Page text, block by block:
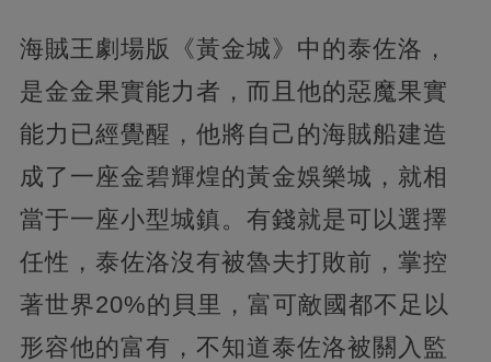
海賊王劇場版《黃金城》中的泰佐洛，
是金金果實能力者，而且他的惡魔果實
能力已經覺醒，他將自己的海賊船建造
成了一座金碧輝煌的黃金娛樂城，就相
當于一座小型城鎮。有錢就是可以選擇
任性，泰佐洛沒有被魯夫打敗前，掌控
著世界20%的貝里，富可敵國都不足以
形容他的富有，不知道泰佐洛被關入監